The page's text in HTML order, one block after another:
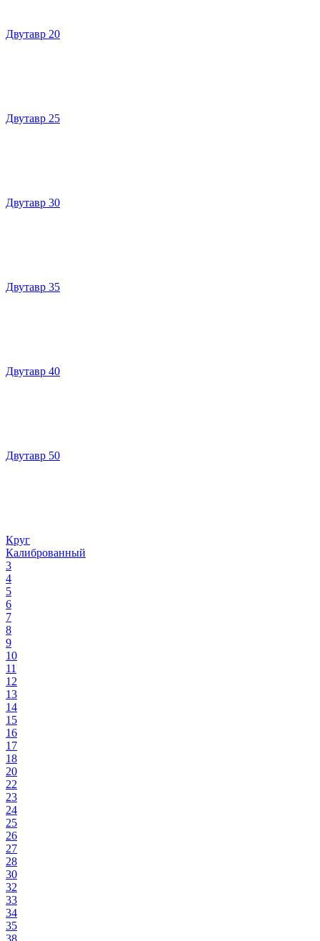
Двутавр 20
Двутавр 25
Двутавр 30
Двутавр 35
Двутавр 40
Двутавр 50
Круг
Калиброванный
3
4
5
6
7
8
9
10
11
12
13
14
15
16
17
18
20
22
23
24
25
26
27
28
30
32
33
34
35
38